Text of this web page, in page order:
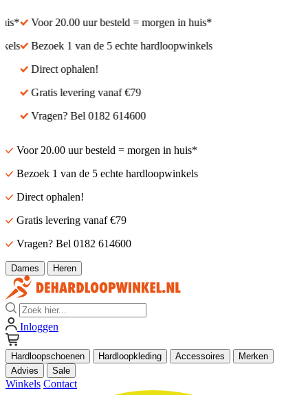
Voor 20.00 uur besteld = morgen in huis*
Bezoek 1 van de 5 echte hardloopwinkels
Direct ophalen!
Gratis levering vanaf €79
Vragen? Bel 0182 614600
Voor 20.00 uur besteld = morgen in huis*
Bezoek 1 van de 5 echte hardloopwinkels
Direct ophalen!
Gratis levering vanaf €79
Vragen? Bel 0182 614600
Dames Heren
Zoek
Inloggen
Hardloopschoenen Hardloopkleding Accessoires
Merken
Advies
Sale
Winkels Contact